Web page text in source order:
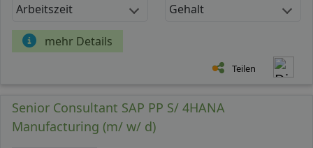
Arbeitszeit Gehalt
mehr Details
Teilen
Senior Consultant SAP PP S/ 4HANA
Manufacturing (m/ w/ d)